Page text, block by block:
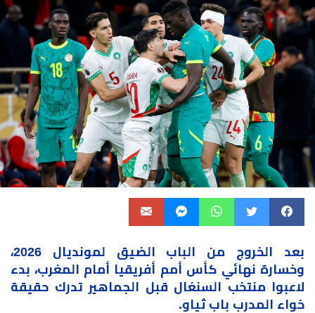
بعد الخروج
من الباب الضيق لمونديال 2026،
وخسارة نهائي كأس أمم أفريقيا أمام المغرب، بدء
لاعبوا منتخب السنغال قبل الجماهير تدرك حقيقة
خواء المدرب باب ثياو.